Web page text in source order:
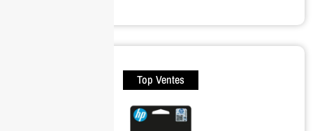
Top Ventes